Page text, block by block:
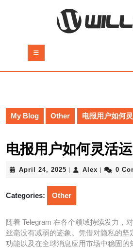
Button
My Blog Other 电报用户如何
电报用户如何灵活
April 24, 2025 April
2025
Alex Alex 0
Categories: Other
随着 Telegram 在各个领域持续发力，
丝毫没有减弱的迹象。凭借对隐私的坚
功能以及在全球消息应用市场中稳固的